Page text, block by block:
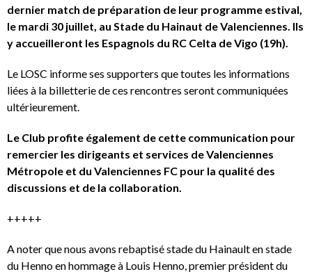
dernier match de préparation de leur programme estival,
le mardi 30 juillet, au Stade du Hainaut de Valenciennes. Ils
y accueilleront les Espagnols du RC Celta de Vigo (19h).
Le LOSC informe ses supporters que toutes les informations
liées à la billetterie de ces rencontres seront communiquées
ultérieurement.
Le Club profite également de cette communication pour
remercier les dirigeants et services de Valenciennes
Métropole et du Valenciennes FC pour la qualité des
discussions et de la collaboration.
+++++
A noter que nous avons rebaptisé stade du Hainault en stade
du Henno en hommage à Louis Henno, premier président du